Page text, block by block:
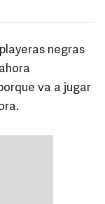
negras
va a jugar